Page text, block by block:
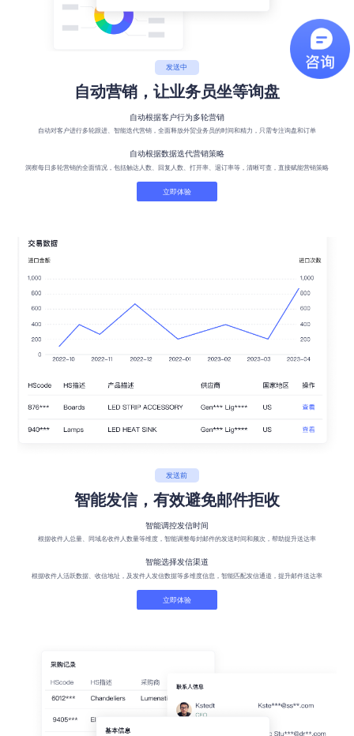
发送中
自动营销，让业务员坐等询盘
自动根据客户行为多轮营销
自动对客户进行多轮跟进、智能迭代营销，全面释放外贸业务员的时间和精力，只需专注询盘和订单
自动根据数据迭代营销策略
洞察每日多轮营销的全面情况，包括触达人数、回复人数、打开率、退订率等，清晰可查，直接赋能营销策略
立即体验
发送前
智能发信，有效避免邮件拒收
智能调控发信时间
根据收件人总量、同域名收件人数量等维度，智能调整每封邮件的发送时间和频次，帮助提升送达率
智能选择发信渠道
根据收件人活跃数据、收信地址，及发件人发信数据等多维度信息，智能匹配发信通道，提升邮件送达率
立即体验